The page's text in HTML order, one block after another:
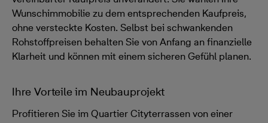
Wunschimmobilie zu dem entsprechenden Kaufpreis,
ohne versteckte Kosten. Selbst bei schwankenden
Rohstoffpreisen behalten Sie von Anfang an finanzielle
Klarheit und können mit einem sicheren Gefühl planen.
Ihre Vorteile im Neubauprojekt
Profitieren Sie im Quartier Cityterrassen von einer